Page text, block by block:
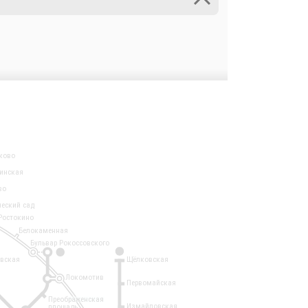
1
Локомотив
сад
Белокаменная
Щёлковская
Первомайская
Измайловская
Бульвар Рокоссовского
Преображенская